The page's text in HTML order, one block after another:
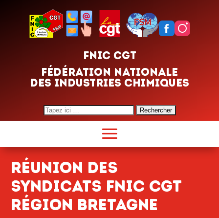
FNIC CGT
FÉDÉRATION NATIONALE
DES INDUSTRIES CHIMIQUES
Search
for:
RÉUNION DES
SYNDICATS FNIC CGT
RÉGION BRETAGNE